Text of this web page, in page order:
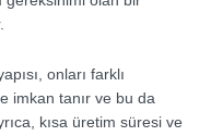
onları farklı
imkan tanır ve bu da
kısa üretim süresi ve